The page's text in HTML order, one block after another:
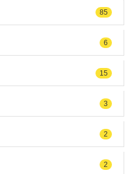
85
6
15
3
2
2